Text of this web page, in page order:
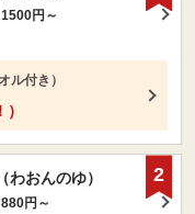
1500円～
ル付き）
おんのゆ）
880円～
2